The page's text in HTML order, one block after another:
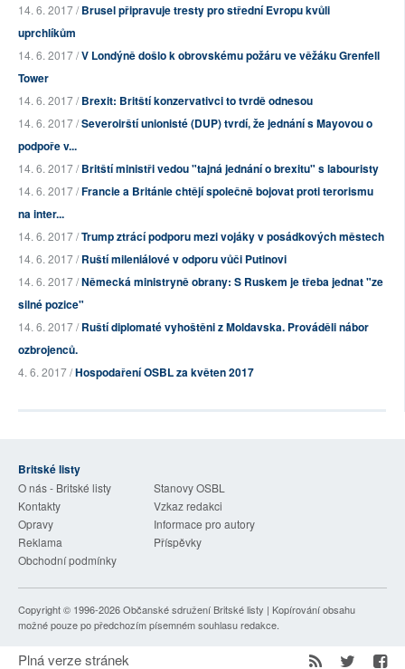
14. 6. 2017 /Brusel připravuje tresty pro střední Evropu kvůli
uprchlíkům
14. 6. 2017 /V Londýně došlo k obrovskému požáru ve věžáku Grenfell
Tower
14. 6. 2017 /Brexit: Britští konzervativci to tvrdě odnesou
14. 6. 2017 /Severoirští unionisté (DUP) tvrdí, že jednání s Mayovou o
podpoře v...
14. 6. 2017 /Britští ministři vedou "tajná jednání o brexitu" s labouristy
14. 6. 2017 /Francie a Británie chtějí společně bojovat proti terorismu
na inter...
14. 6. 2017 /Trump ztrácí podporu mezi vojáky v posádkových městech
14. 6. 2017 /Ruští mileniálové v odporu vůči Putinovi
14. 6. 2017 /Německá ministryně obrany: S Ruskem je třeba jednat "ze
silné pozice"
14. 6. 2017 /Ruští diplomaté vyhoštěni z Moldavska. Prováděli nábor
ozbrojenců.
4. 6. 2017 /Hospodaření OSBL za květen 2017
Britské listy
O nás - Britské listy
Stanovy OSBL
Kontakty
Vzkaz redakci
Opravy
Informace pro autory
Reklama
Příspěvky
Obchodní podmínky
Copyright © 1996-2026Občanské sdružení Britské listy | Kopírování obsahu
možné pouze po předchozím písemném souhlasu redakce.
Plná verze stránek